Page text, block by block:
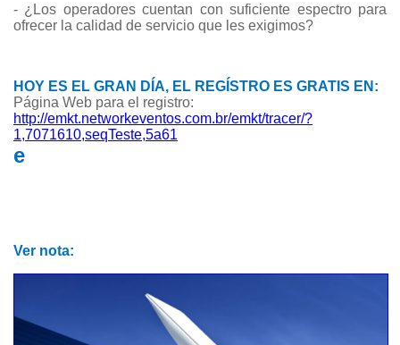
- ¿Los operadores cuentan con suficiente espectro para
ofrecer la calidad de servicio que les exigimos?
HOY ES EL GRAN DÍA, EL REGÍSTRO ES GRATIS EN:
Página Web para el registro:
http://emkt.networkeventos.com.br/emkt/tracer/?
1,7071610,seqTeste,5a61
e
Ver nota: